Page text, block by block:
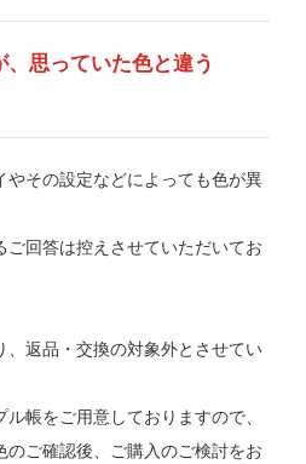
思っていた色と違う
やその設定などによっても色が異
ご回答は控えさせていただいてお
、返品・交換の対象外とさせてい
帳をご用意しておりますので、
のご確認後、ご購入のご検討をお